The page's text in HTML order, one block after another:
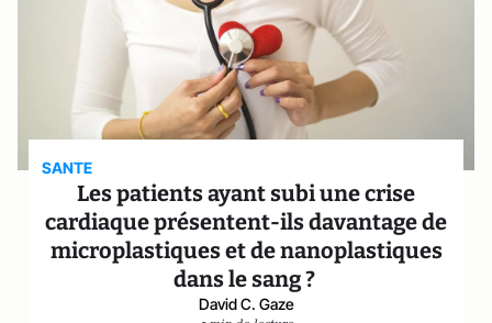
SANTE
Les patients ayant subi une crise
cardiaque présentent-ils davantage de
microplastiques et de nanoplastiques
dans le sang ?
David C. Gaze